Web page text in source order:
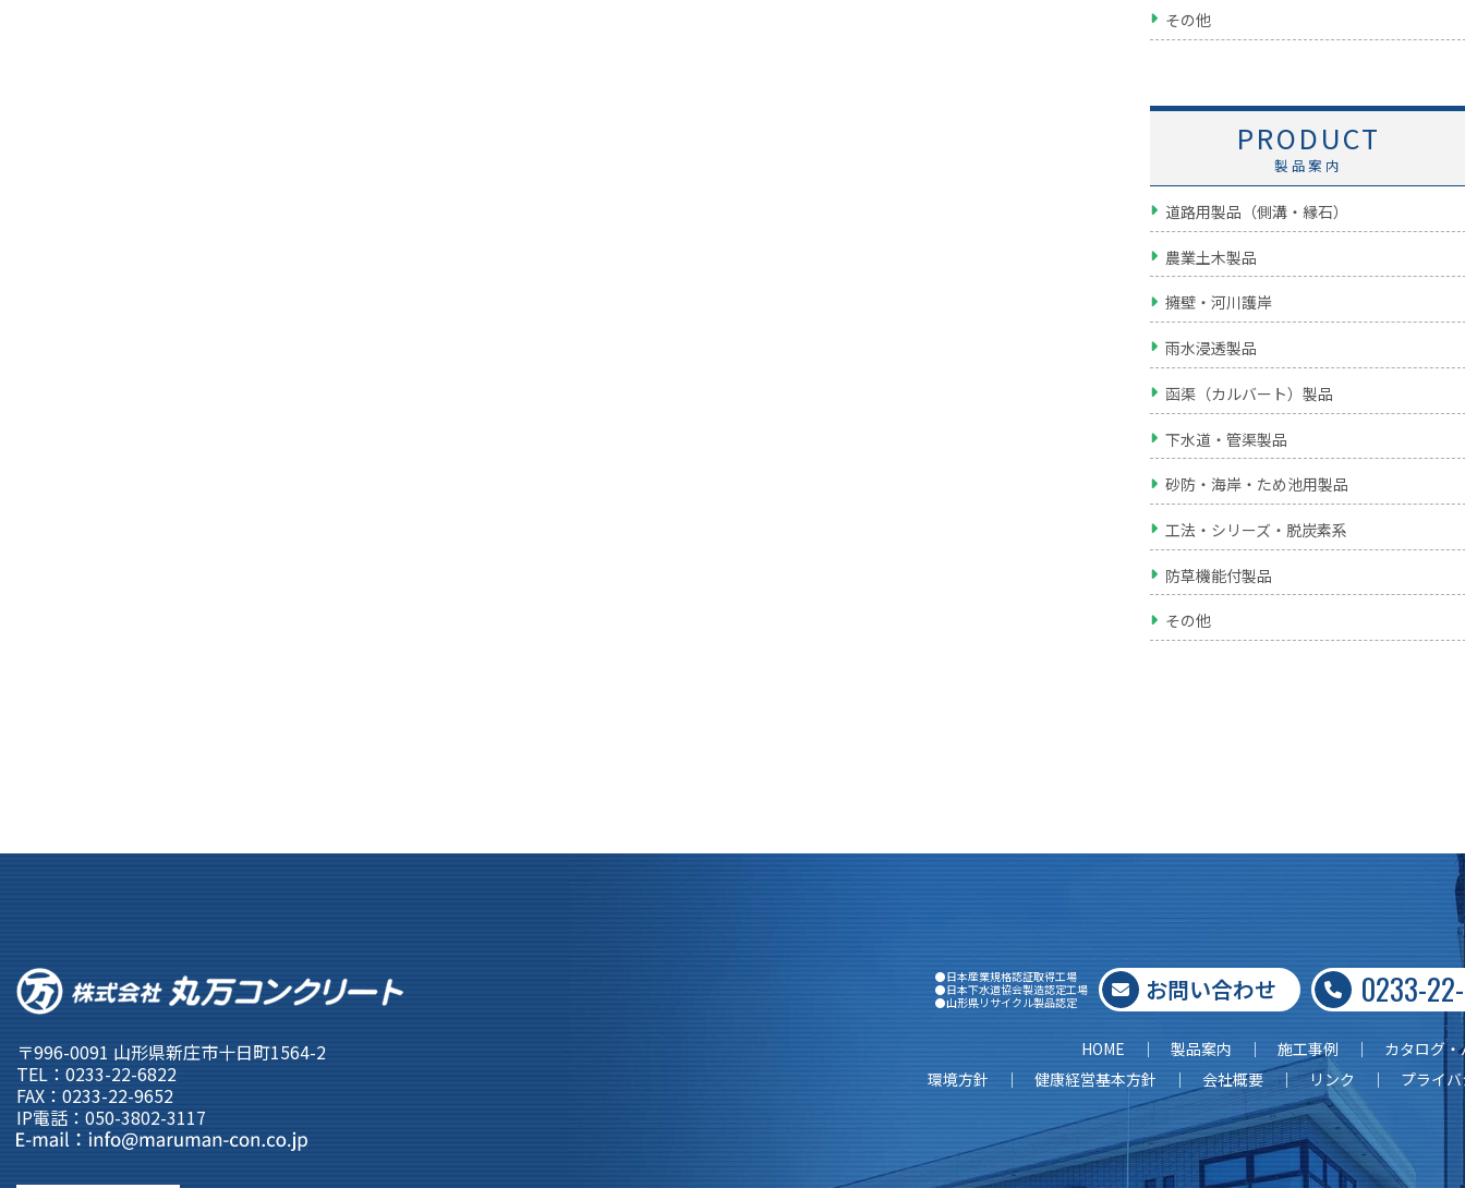
その他
PRODUCT
製品案内
道路用製品（側溝・縁石）
農業土木製品
擁壁・河川護岸
雨水浸透製品
函渠（カルバート）製品
下水道・管渠製品
砂防・海岸・ため池用製品
工法・シリーズ・脱炭素系
防草機能付製品
その他
〒996-0091 山形県新庄市十日町1564-2
TEL：0233-22-6822
FAX：0233-22-9652
IP電話：050-3802-3117
●日本産業規格認証取得工場
●日本下水道協会製造認定工場
●山形県リサイクル製品認定
お問い合わせ 0233-
HOME 製品案内 施工事例
カタログ
環境方針
健康経営基本方針 会社概要 リンク プライ